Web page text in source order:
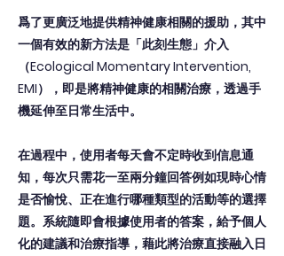
爲了更廣泛地提供精神健康相關的援助，其中
一個有效的新方法是「此刻生態」介入
（Ecological Momentary Intervention,
EMI），即是將精神健康的相關治療，透過手
機延伸至日常生活中。
在過程中，使用者每天會不定時收到信息通
知，每次只需花一至兩分鐘回答例如現時心情
是否愉悅、正在進行哪種類型的活動等的選擇
題。系統隨即會根據使用者的答案，給予個人
化的建議和治療指導，藉此將治療直接融入日